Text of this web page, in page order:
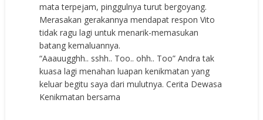
mata terpejam, pinggulnya turut bergoyang.
Merasakan gerakannya mendapat respon Vito
tidak ragu lagi untuk menarik-memasukan
batang kemaluannya.
“Aaauugghh.. sshh.. Too.. ohh.. Too” Andra tak
kuasa lagi menahan luapan kenikmatan yang
keluar begitu saya dari mulutnya. Cerita Dewasa
Kenikmatan bersama